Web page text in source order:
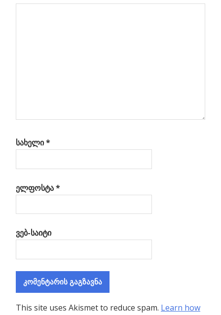
სახელი*
ელფოსტა*
ვებ-საიტი
This site uses Akismet to reduce spam. Learn how